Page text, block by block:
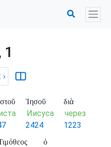
›
Ἰησοῦ
Иисуса
2424
διὰ
через
1223
ὁ